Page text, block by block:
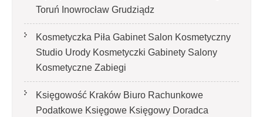
Toruń Inowrocław Grudziądz
Kosmetyczka Piła Gabinet Salon Kosmetyczny
Studio Urody Kosmetyczki Gabinety Salony
Kosmetyczne Zabiegi
Księgowość Kraków Biuro Rachunkowe
Podatkowe Księgowe Księgowy Doradca